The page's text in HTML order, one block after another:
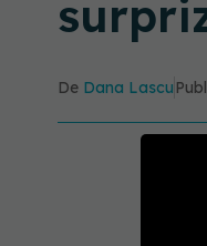
De Dana Lascu